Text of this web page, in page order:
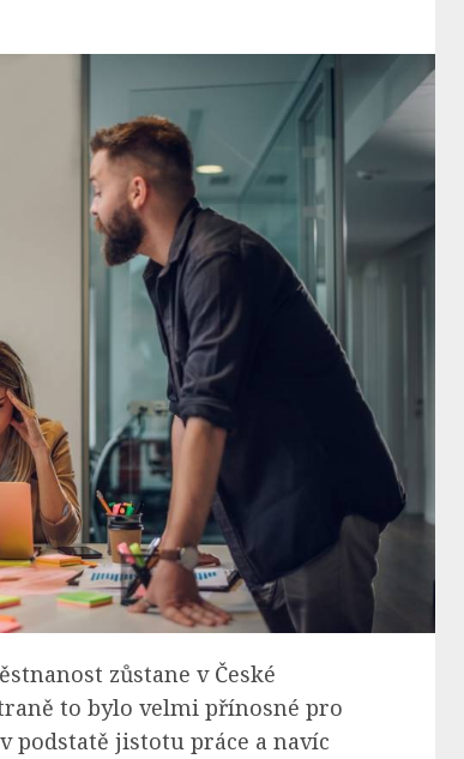
zůstane v České
to bylo velmi přínosné pro
podstatě jistotu práce a navíc